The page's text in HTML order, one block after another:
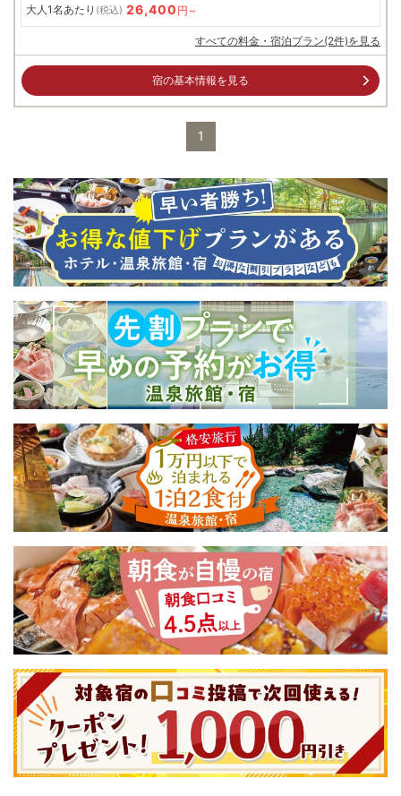
大人1名あたり (税込) 26,400 円~
すべての料金・宿泊プラン(2件)を見る
宿の基本情報を見る
1